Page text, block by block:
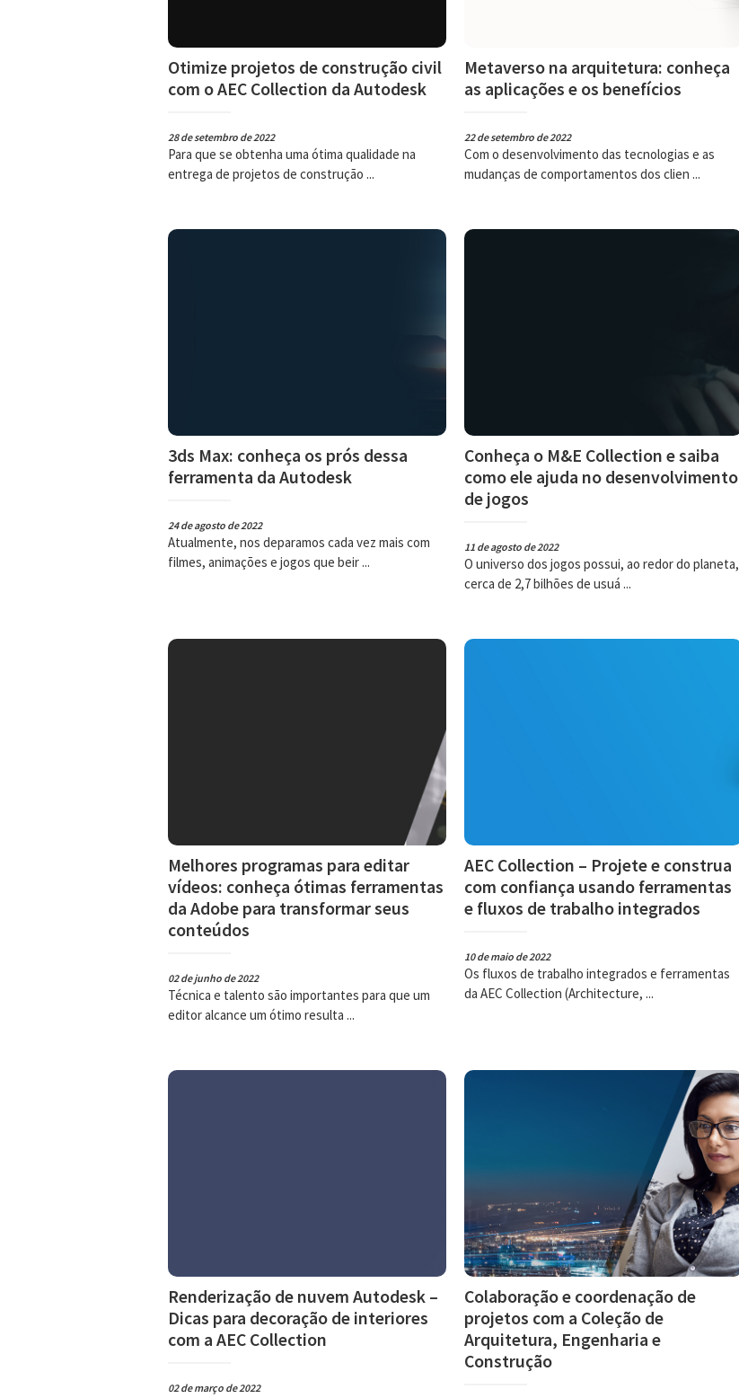
Otimize projetos de construção civil
com o AEC Collection da Autodesk
28 de setembro de 2022
Para que se obtenha uma ótima qualidade na
entrega de projetos de construção ...
Metaverso na arquitetura: conheça
as aplicações e os benefícios
22 de setembro de 2022
Com o desenvolvimento das tecnologias e as
mudanças de comportamentos dos clien ...
3ds Max: conheça os prós dessa
ferramenta da Autodesk
24 de agosto de 2022
Atualmente, nos deparamos cada vez mais com
filmes, animações e jogos que beir ...
Conheça o M&E Collection e saiba
como ele ajuda no desenvolvimento
de jogos
11 de agosto de 2022
O universo dos jogos possui, ao redor do planeta,
cerca de 2,7 bilhões de usuá ...
Melhores programas para editar
vídeos: conheça ótimas ferramentas
da Adobe para transformar seus
conteúdos
02 de junho de 2022
Técnica e talento são importantes para que um
editor alcance um ótimo resulta ...
AEC Collection – Projete e construa
com confiança usando ferramentas
e fluxos de trabalho integrados
10 de maio de 2022
Os fluxos de trabalho integrados e ferramentas
da AEC Collection (Architecture, ...
Renderização de nuvem Autodesk –
Dicas para decoração de interiores
com a AEC Collection
02 de março de 2022
Colaboração e coordenação de
projetos com a Coleção de
Arquitetura, Engenharia e
Construção